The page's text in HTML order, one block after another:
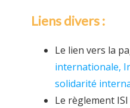
Liens divers :
Le lien vers la
internationale,
solidarité
Le règlement ISI